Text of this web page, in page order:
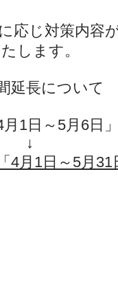
応じ対策内容
します。
延長について
～5月6日
4月1日～5月31